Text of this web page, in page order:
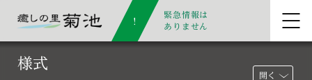
緊急情報は
ありません
様式
開く